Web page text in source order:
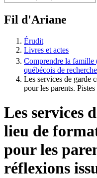
Fil d'Ariane
Érudit
Livres et actes
Comprendre la famille
québécois de
Les services de garde
pour les parents.
Les services
lieu de
pour les
réflexions